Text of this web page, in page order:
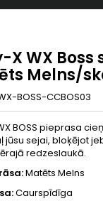
X WX
Melns/
BOSS-CCBOS03
BOSS pieprasa
jūsu sejai, bloķējot
redzeslaukā.
Matēts Melns
Caurspīdīga